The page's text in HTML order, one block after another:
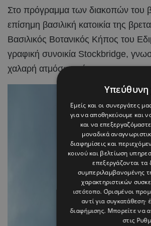
Στο πρόγραμμα των διακοπών του
επίσημη βασιλική κατοικία της
Βασιλικός Βοτανικός Κήπος του
γραφική συνοικία Stockbridge,
χαλαρή ατμόσφαιρά της.
Εμείς και οι συνεργάτες
για να αποθηκεύουμε και
και να
μοναδικά
διαφημίσεις και
κοινού και βελτίωση
επεξεργάζονται τα
συμπεριλαμβανομένης
χαρακτηριστικών
ιστότοπο. Ορισμένοι
αντί για συγκατάθεση·
διαφήμισης. Μπορείτε να
στις